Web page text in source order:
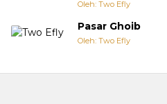
Oleh: Two Efly
Pasar Ghoib
Oleh: Two Efly